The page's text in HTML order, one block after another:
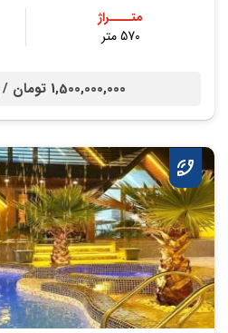
متــــراژ
570 متر
1,500,000,000 تومان /